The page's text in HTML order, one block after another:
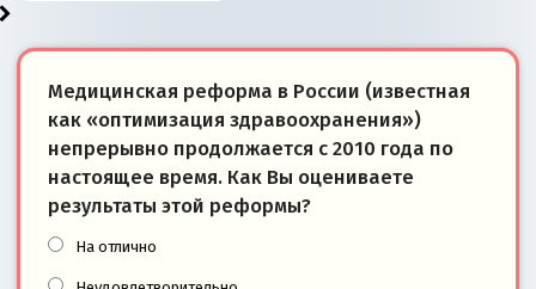
Медицинская реформа в России (известная
как «оптимизация здравоохранения»)
непрерывно продолжается с 2010 года по
настоящее время. Как Вы оцениваете
результаты этой реформы?
На отлично